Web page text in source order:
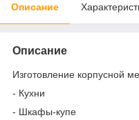
Описание
Описание
Изготовление корпусной
- Кухни
- Шкафы-купе